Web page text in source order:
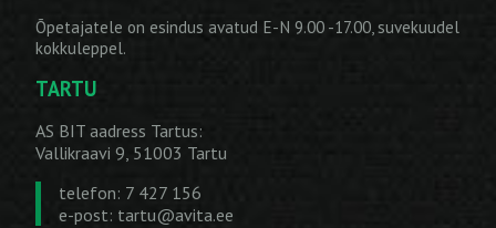
Õpetajatele on esindus avatud E-N 9.00 -17.00, suvekuudel
kokkuleppel.
TARTU
AS BIT aadress Tartus:
Vallikraavi 9, 51003 Tartu
telefon: 7 427 156
e-post: tartu@avita.ee